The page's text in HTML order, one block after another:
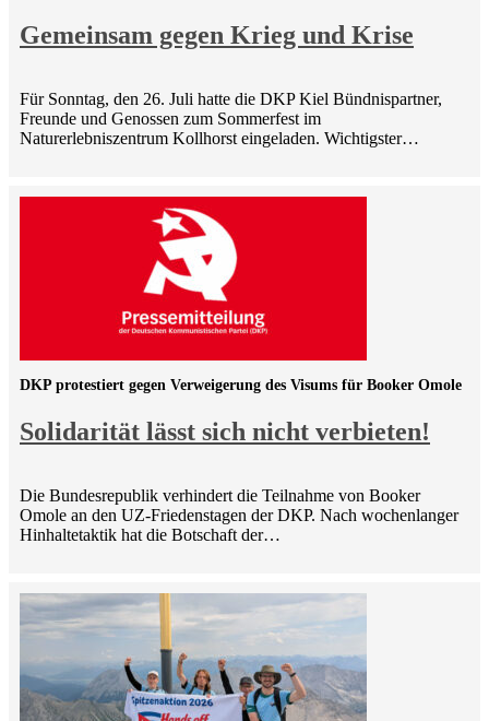
Gemeinsam gegen Krieg und Krise
Für Sonntag, den 26. Juli hatte die DKP Kiel Bündnispartner,
Freunde und Genossen zum Sommerfest im
Naturerlebniszentrum Kollhorst eingeladen. Wichtigster…
Solidarität lässt sich nicht verbieten!
DKP protestiert gegen Verweigerung des Visums für Booker Omole
Die Bundesrepublik verhindert die Teilnahme von Booker
Omole an den UZ-Friedenstagen der DKP. Nach wochenlanger
Hinhaltetaktik hat die Botschaft der…